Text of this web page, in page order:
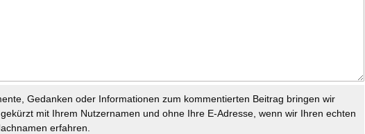
Gedanken oder Informationen zum kommentierten Beitrag bringen wir
mit Ihrem Nutzernamen und ohne Ihre E-Adresse, wenn wir Ihren echten
erfahren.